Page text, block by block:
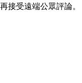
接受遠端公眾評論。